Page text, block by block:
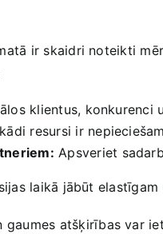
ir skaidri noteikti
klientus, konkurenci⁢
resursi ir
Apsveriet
laikā jābūt
⁣gaumes atšķirības var